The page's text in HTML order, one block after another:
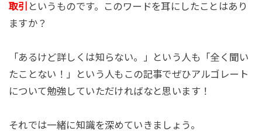
取引
というものです。このワードを耳にしたことはあり
ますか？
「あるけど詳しくは知らない。」という人も「全く聞い
たことない！」という人もこの記事でぜひアルゴレート
について勉強していただければなと思います！
それでは一緒に知識を深めていきましょう。